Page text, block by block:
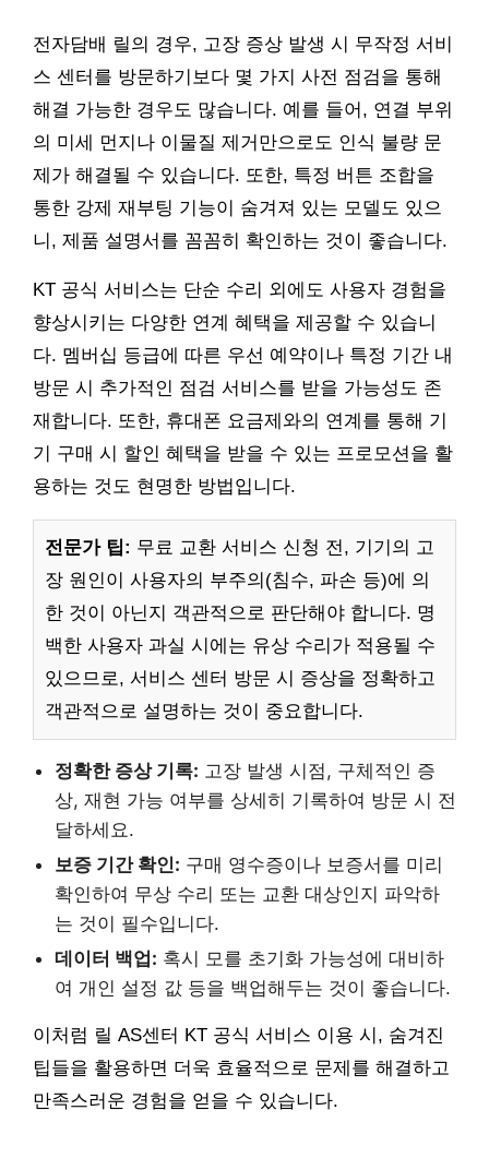
전자담배 릴의 경우, 고장 증상 발생 시 무작정 서비
스 센터를 방문하기보다 몇 가지 사전 점검을 통해
해결 가능한 경우도 많습니다. 예를 들어, 연결 부위
의 미세 먼지나 이물질 제거만으로도 인식 불량 문
제가 해결될 수 있습니다. 또한, 특정 버튼 조합을
통한 강제 재부팅 기능이 숨겨져 있는 모델도 있으
니, 제품 설명서를 꼼꼼히 확인하는 것이 좋습니다.
KT 공식 서비스는 단순 수리 외에도 사용자 경험을
향상시키는 다양한 연계 혜택을 제공할 수 있습니
다. 멤버십 등급에 따른 우선 예약이나 특정 기간 내
방문 시 추가적인 점검 서비스를 받을 가능성도 존
재합니다. 또한, 휴대폰 요금제와의 연계를 통해 기
기 구매 시 할인 혜택을 받을 수 있는 프로모션을 활
용하는 것도 현명한 방법입니다.
전문가 팁: 무료 교환 서비스 신청 전, 기기의 고
장 원인이 사용자의 부주의(침수, 파손 등)에 의
한 것이 아닌지 객관적으로 판단해야 합니다. 명
백한 사용자 과실 시에는 유상 수리가 적용될 수
있으므로, 서비스 센터 방문 시 증상을 정확하고
객관적으로 설명하는 것이 중요합니다.
정확한 증상 기록: 고장 발생 시점, 구체적인 증
상, 재현 가능 여부를 상세히 기록하여 방문 시 전
달하세요.
보증 기간 확인: 구매 영수증이나 보증서를 미리
확인하여 무상 수리 또는 교환 대상인지 파악하
는 것이 필수입니다.
데이터 백업: 혹시 모를 초기화 가능성에 대비하
여 개인 설정 값 등을 백업해두는 것이 좋습니다.
이처럼 릴 AS센터 KT 공식 서비스 이용 시, 숨겨진
팁들을 활용하면 더욱 효율적으로 문제를 해결하고
만족스러운 경험을 얻을 수 있습니다.